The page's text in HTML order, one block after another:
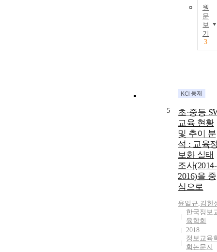
원
문
보
기
3
5
초·중등
교육 현황
및 추이 분
석 : 교육
보화 실태
조사(2014-
2016)을 중
심으로
윤일규,김한
한국정보
육학회
2018
정보교육
회논문지